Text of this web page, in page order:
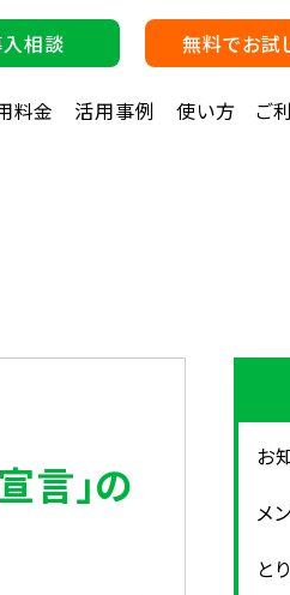
相談 無料でお試
料金 活用事例 使い方 ご
言」の
お
メ
と